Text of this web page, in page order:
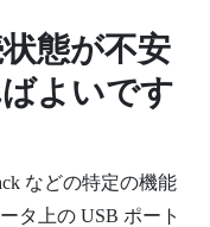
態が不安
よいです
などの特定の機能
タ上の USB ポート